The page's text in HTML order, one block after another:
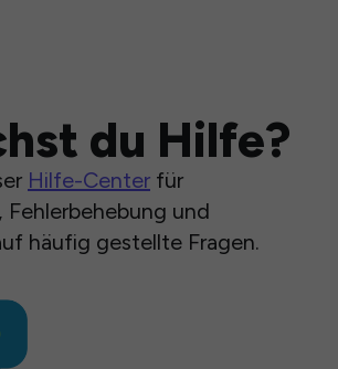
du Hilfe?
Hilfe-Center für
und
häufig gestellte Fragen.